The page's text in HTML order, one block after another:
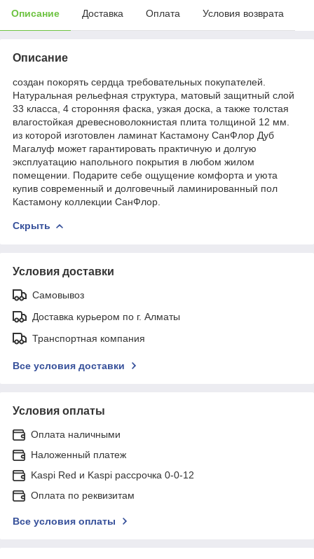
Описание Доставка Оплата Условия возврата
Описание
создан покорять сердца требовательных покупателей.
Натуральная рельефная структура, матовый защитный слой
33 класса, 4 сторонняя фаска, узкая доска, а также толстая
влагостойкая древесноволокнистая плита толщиной 12 мм.
из которой изготовлен ламинат Кастамону СанФлор Дуб
Магалуф может гарантировать практичную и долгую
эксплуатацию напольного покрытия в любом жилом
помещении. Подарите себе ощущение комфорта и уюта
купив современный и долговечный ламинированный пол
Кастамону коллекции СанФлор.
Скрыть
Условия доставки
Самовывоз
Доставка курьером по г. Алматы
Транспортная компания
Все условия доставки
Условия оплаты
Оплата наличными
Наложенный платеж
Kaspi Red и Kaspi рассрочка 0-0-12
Оплата по реквизитам
Все условия оплаты